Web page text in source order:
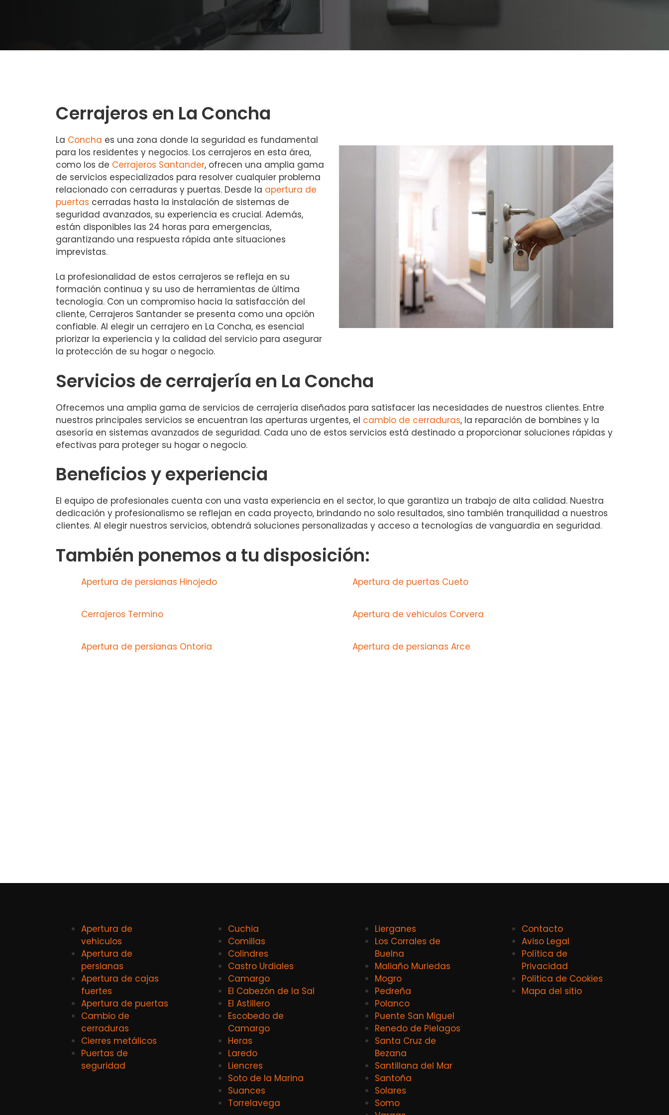
Cerrajeros en La Concha
La Concha es una zona donde la seguridad es fundamental
para los residentes y negocios. Los cerrajeros en esta área,
como los de Cerrajeros Santander, ofrecen una amplia gama
de servicios especializados para resolver cualquier problema
relacionado con cerraduras y puertas. Desde la apertura de
puertas cerradas hasta la instalación de sistemas de
seguridad avanzados, su experiencia es crucial. Además,
están disponibles las 24 horas para emergencias,
garantizando una respuesta rápida ante situaciones
imprevistas.
La profesionalidad de estos cerrajeros se refleja en su
formación continua y su uso de herramientas de última
tecnología. Con un compromiso hacia la satisfacción del
cliente, Cerrajeros Santander se presenta como una opción
confiable. Al elegir un cerrajero en La Concha, es esencial
priorizar la experiencia y la calidad del servicio para asegurar
la protección de su hogar o negocio.
Servicios de cerrajería en La Concha
Ofrecemos una amplia gama de servicios de cerrajería diseñados para satisfacer las necesidades de nuestros clientes. Entre
nuestros principales servicios se encuentran las aperturas urgentes, el cambio de cerraduras, la reparación de bombines y la
asesoría en sistemas avanzados de seguridad. Cada uno de estos servicios está destinado a proporcionar soluciones rápidas y
efectivas para proteger su hogar o negocio.
Beneficios y experiencia
El equipo de profesionales cuenta con una vasta experiencia en el sector, lo que garantiza un trabajo de alta calidad. Nuestra
dedicación y profesionalismo se reflejan en cada proyecto, brindando no solo resultados, sino también tranquilidad a nuestros
clientes. Al elegir nuestros servicios, obtendrá soluciones personalizadas y acceso a tecnologías de vanguardia en seguridad.
También ponemos a tu disposición:
Apertura de persianas Hinojedo Apertura de puertas Cueto
Cerrajeros Termino Apertura de vehiculos Corvera
Apertura de persianas Ontoria Apertura de persianas Arce
Apertura de
vehiculos
Apertura de
persianas
Apertura de cajas
fuertes
Apertura de puertas
Cambio de
cerraduras
Cierres metálicos
Puertas de
seguridad
Cuchia
Comillas
Colindres
Castro Urdiales
Camargo
El Cabezón de la Sal
El Astillero
Escobedo de
Camargo
Heras
Laredo
Liencres
Soto de la Marina
Suances
Torrelavega
Lierganes
Los Corrales de
Buelna
Maliaño Muriedas
Mogro
Pedreña
Polanco
Puente San Miguel
Renedo de Pielagos
Santa Cruz de
Bezana
Santillana del Mar
Santoña
Solares
Somo
Contacto
Aviso Legal
Política de
Privacidad
Politica de Cookies
Mapa del sitio